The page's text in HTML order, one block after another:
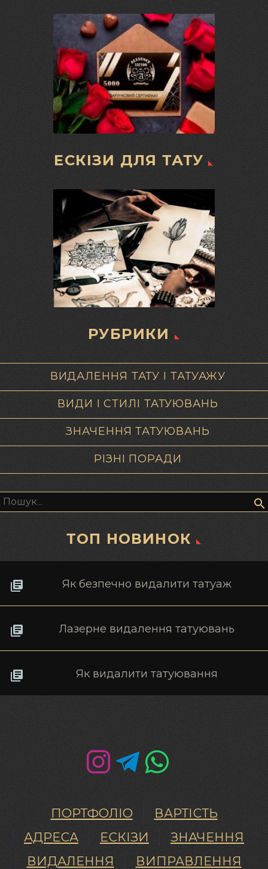
ЕСКІЗИ ДЛЯ ТАТУ
РУБРИКИ
ВИДАЛЕННЯ ТАТУ І ТАТУАЖУ
ВИДИ І СТИЛІ ТАТУЮВАНЬ
ЗНАЧЕННЯ ТАТУЮВАНЬ
РІЗНІ ПОРАДИ
ТОП НОВИНОК
Як безпечно видалити татуаж
Лазерне видалення татуювань
Як видалити татуювання
ПОРТФОЛІО
ВАРТІСТЬ
АДРЕСА
ЕСКІЗИ
ЗНАЧЕННЯ
ВИДАЛЕННЯ
ВИПРАВЛЕННЯ